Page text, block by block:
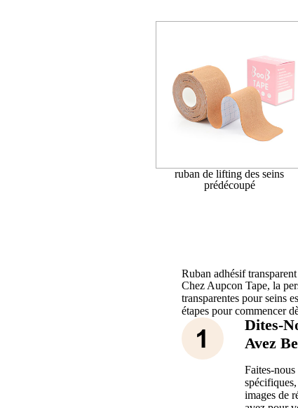
ruban de lifting des seins
prédécoupé
Ruban adhésif
Chez Aupcon Tape, la
transparentes pour seins
étapes pour commencer
Dites-
Avez
Faites-
images de